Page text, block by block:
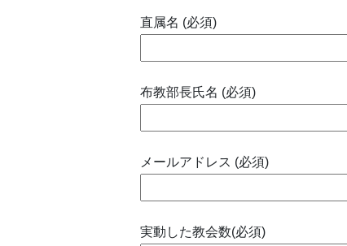
直属名 (必須)
布教部長氏名 (必須)
メールアドレス (必須)
実動した教会数(必須)